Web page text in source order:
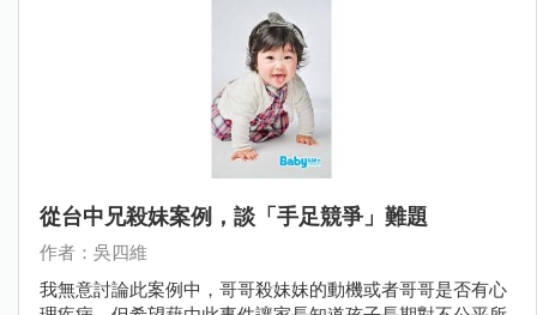
從台中兄殺妹案例，談「手足競爭」難題
作者：吳四維
我無意討論此案例中，哥哥殺妹妹的動機或者哥哥是否有心